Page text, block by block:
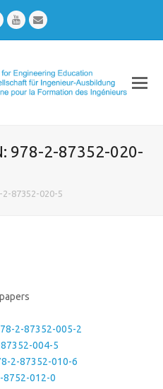
YoutubeEmail
978-2-87352-020-
2-87352-020-5
2-87352-005-2
004-5
2-87352-010-6
8752-012-0